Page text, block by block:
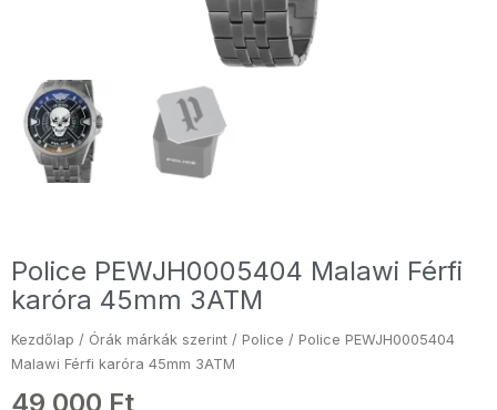
Police PEWJH0005404 Malawi Férfi
karóra 45mm 3ATM
Kezdőlap / Órák márkák szerint / Police / Police PEWJH0005404
Malawi Férfi karóra 45mm 3ATM
49 000 Ft